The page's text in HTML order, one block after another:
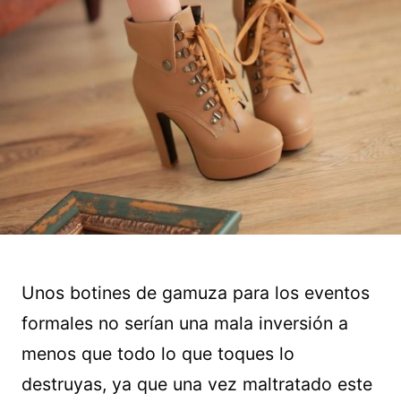
Unos botines de gamuza para los eventos
formales no serían una mala inversión a
menos que todo lo que toques lo
destruyas, ya que una vez maltratado este